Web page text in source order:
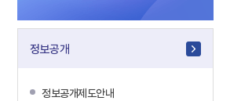
정보공개
정보공개제도안내